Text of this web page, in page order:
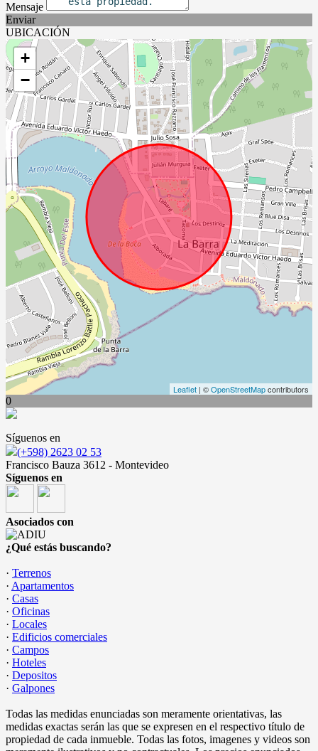
Mensaje
Enviar
UBICACIÓN
+
−
Leaflet | ©OpenStreetMapcontributors
0
Síguenos en
(+598) 2623 02 53
Francisco Bauza 3612 - Montevideo
Síguenos en
Asociados con
¿Qué estás buscando?
· Terrenos
· Apartamentos
· Casas
· Oficinas
· Locales
· Edificios comerciales
· Campos
· Hoteles
· Depositos
· Galpones
Todas las medidas enunciadas son meramente orientativas, las
medidas exactas serán las que se expresen en el respectivo título de
propiedad de cada inmueble. Todas las fotos, imagenes y videos son